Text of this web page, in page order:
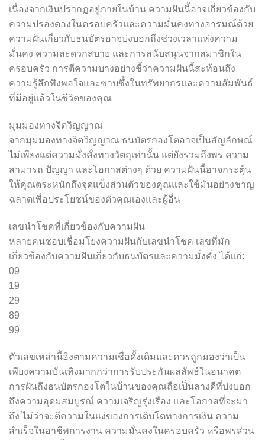
เนื่องจากเงินปรากฏอยู่ภายในบ้าน ความฝันนี้อาจเกี่ยวข้องกับ
ความปรองดองในครอบครัวและความมั่นคงทางอารมณ์ด้วย
ความฝันเกี่ยวกับธนบัตรอาจบ่งบอกถึงช่วงเวลาแห่งความ
มั่นคง ความสะดวกสบาย และการสนับสนุนจากสมาชิกใน
ครอบครัว การตีความบางอย่างชี้ว่าความฝันนี้สะท้อนถึง
ความรู้สึกพึงพอใจและซาบซึ้งในทรัพยากรและความสัมพันธ์
ที่มีอยู่แล้วในชีวิตของคุณ
มุมมองทางจิตวิญญาณ
จากมุมมองทางจิตวิญญาณ ธนบัตรกองโตอาจเป็นสัญลักษณ์
ไม่เพียงแต่ความมั่งคั่งทางวัตถุเท่านั้น แต่ยังรวมถึงพร ความ
สามารถ ปัญญา และโอกาสต่างๆ ด้วย ความฝันนี้อาจกระตุ้น
ให้คุณตระหนักถึงจุดแข็งส่วนตัวของคุณและใช้มันอย่างชาญ
ฉลาดเพื่อประโยชน์ของตัวคุณเองและผู้อื่น
เลขนำโชคที่เกี่ยวข้องกับความฝัน
หลายคนชอบเชื่อมโยงความฝันกับเลขนำโชค เลขที่มัก
เกี่ยวข้องกับความฝันเกี่ยวกับธนบัตรและความมั่งคั่ง ได้แก่:
09
19
29
89
99
ตัวเลขเหล่านี้อิงตามความเชื่อดั้งเดิมและควรถูกมองว่าเป็น
เพียงความบันเทิงมากกว่าการรับประกันผลลัพธ์ในอนาคต
การฝันถึงธนบัตรกองโตในบ้านของคุณถือเป็นลางดีที่บ่งบอก
ถึงความอุดมสมบูรณ์ ความเจริญรุ่งเรือง และโอกาสที่จะมา
ถึง ไม่ว่าจะตีความในแง่ของการเติบโตทางการเงิน ความ
สำเร็จในอาชีพการงาน ความมั่นคงในครอบครัว หรือพรส่วน